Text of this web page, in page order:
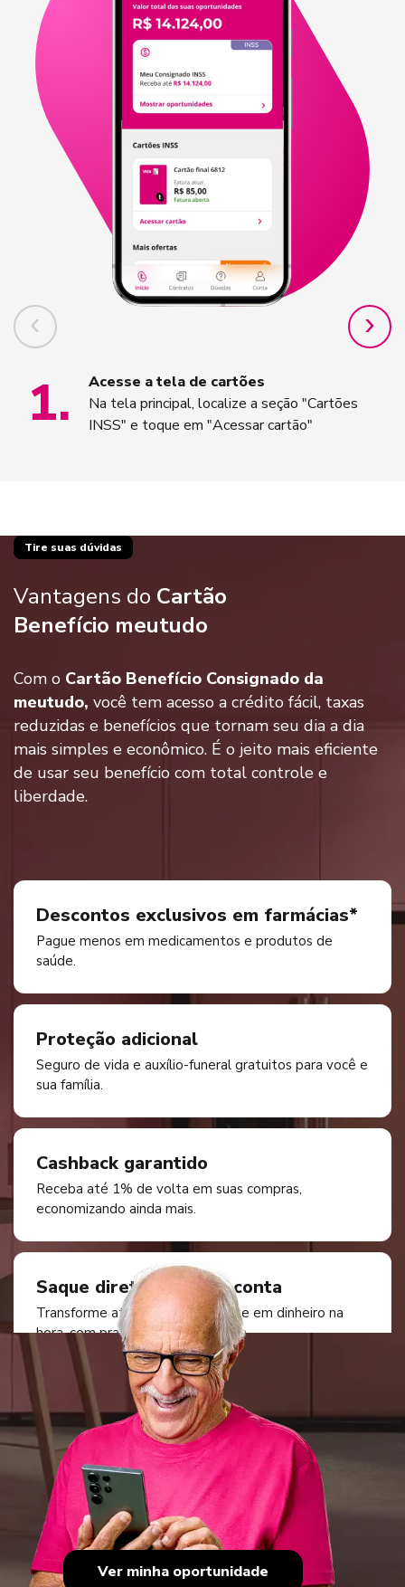
1.
Acesse a tela de cartões
Na tela principal, localize a seção "Cartões
INSS" e toque em "Acessar cartão"
Tire suas dúvidas
Vantagens do Cartão
Benefício meutudo
Com o Cartão Benefício Consignado da
meutudo, você tem acesso a crédito fácil, taxas
reduzidas e benefícios que tornam seu dia a dia
mais simples e econômico. É o jeito mais eficiente
de usar seu benefício com total controle e
liberdade.
Descontos exclusivos em farmácias*
Pague menos em medicamentos e produtos de
saúde.
Proteção adicional
Seguro de vida e auxílio-funeral gratuitos para você e
sua família.
Cashback garantido
Receba até 1% de volta em suas compras,
economizando ainda mais.
Saque direto para sua conta
Transforme até 70% do seu limite em dinheiro na
hora, com praticidade e segurança.
Pague via Pix
Use 100% do seu limite para pagar produtos,
serviços e contas com mais flexibilidade.
Zero anuidadeVer minha oportunidade